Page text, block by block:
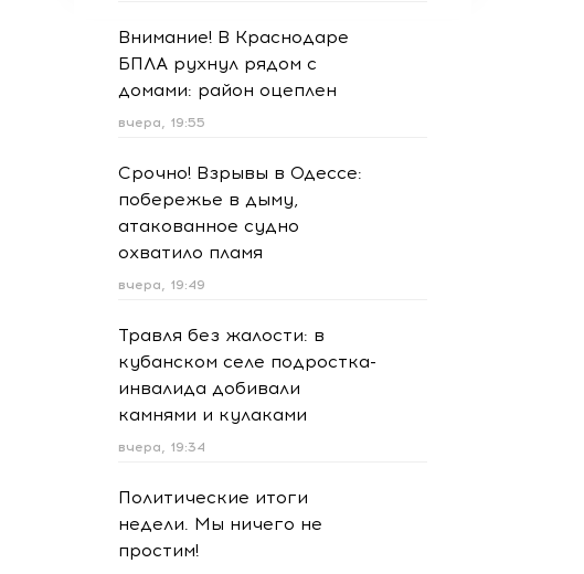
Внимание! В Краснодаре
БПЛА рухнул рядом с
домами: район оцеплен
вчера, 19:55
Срочно! Взрывы в Одессе:
побережье в дыму,
атакованное судно
охватило пламя
вчера, 19:49
Травля без жалости: в
кубанском селе подростка-
инвалида добивали
камнями и кулаками
вчера, 19:34
Политические итоги
недели. Мы ничего не
простим!